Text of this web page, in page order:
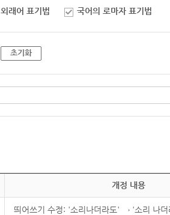
외래어 표기법 국어의 로마자 표기법
초기화
개정 내용
띄어쓰기 수정: '소리나더라도' → '소리 나더